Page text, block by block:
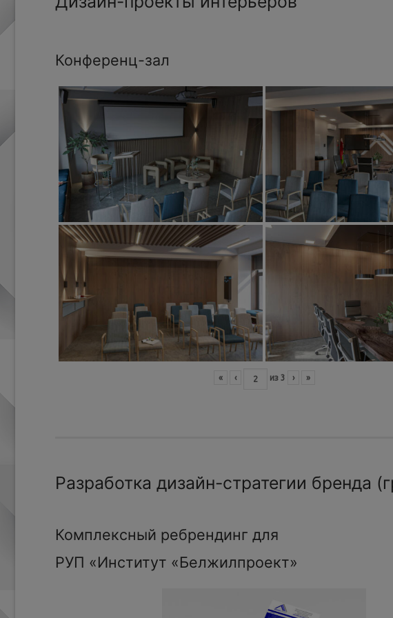
Конференц-зал
« ‹ из 3 › »
Разработка дизайн-стратегии бренда
Комплексный ребрендинг для
РУП «Институт «Белжилпроект»